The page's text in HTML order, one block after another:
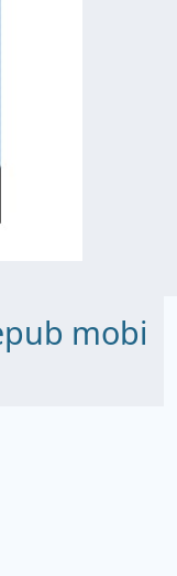
mobi